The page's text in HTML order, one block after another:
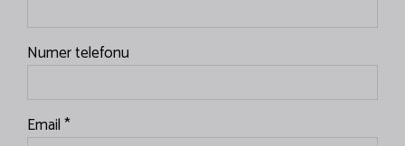
Numer telefonu
Email *